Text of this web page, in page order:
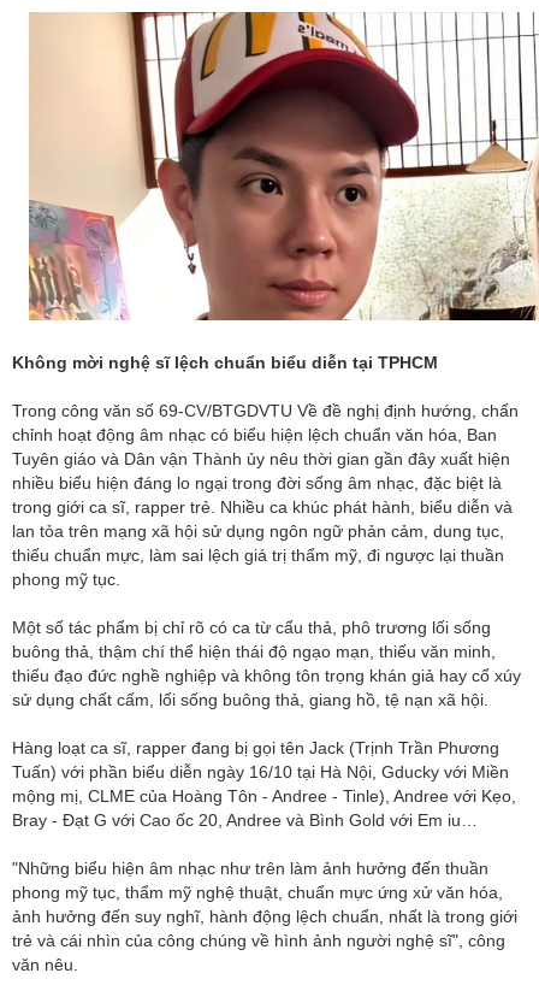
Không mời nghệ sĩ lệch chuẩn biểu diễn tại TPHCM
Trong công văn số 69-CV/BTGDVTU Về đề nghị định hướng, chấn
chỉnh hoạt động âm nhạc có biểu hiện lệch chuẩn văn hóa, Ban
Tuyên giáo và Dân vận Thành ủy nêu thời gian gần đây xuất hiện
nhiều biểu hiện đáng lo ngại trong đời sống âm nhạc, đặc biệt là
trong giới ca sĩ, rapper trẻ. Nhiều ca khúc phát hành, biểu diễn và
lan tỏa trên mạng xã hội sử dụng ngôn ngữ phản cảm, dung tục,
thiếu chuẩn mực, làm sai lệch giá trị thẩm mỹ, đi ngược lại thuần
phong mỹ tục.
Một số tác phẩm bị chỉ rõ có ca từ cẩu thả, phô trương lối sống
buông thả, thậm chí thể hiện thái độ ngạo mạn, thiếu văn minh,
thiếu đạo đức nghề nghiệp và không tôn trọng khán giả hay cổ xúy
sử dụng chất cấm, lối sống buông thả, giang hồ, tệ nạn xã hội.
Hàng loạt ca sĩ, rapper đang bị gọi tên Jack (Trịnh Trần Phương
Tuấn) với phần biểu diễn ngày 16/10 tại Hà Nội, Gducky với Miền
mộng mị, CLME của Hoàng Tôn - Andree - Tinle), Andree với Kẹo,
Bray - Đạt G với Cao ốc 20, Andree và Bình Gold với Em iu…
"Những biểu hiện âm nhạc như trên làm ảnh hưởng đến thuần
phong mỹ tục, thẩm mỹ nghệ thuật, chuẩn mực ứng xử văn hóa,
ảnh hưởng đến suy nghĩ, hành động lệch chuẩn, nhất là trong giới
trẻ và cái nhìn của công chúng về hình ảnh người nghệ sĩ", công
văn nêu.